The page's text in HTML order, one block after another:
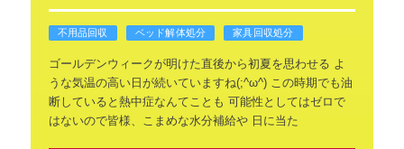
不用品回収 ベッド解体処分 家具回収処分
ゴールデンウィークが明けた直後から初夏を思わせる よ
うな気温の高い日が続いていますね(;^ω^) この時期でも油
断していると熱中症なんてことも 可能性としてはゼロで
はないので皆様、こまめな水分補給や日に当た